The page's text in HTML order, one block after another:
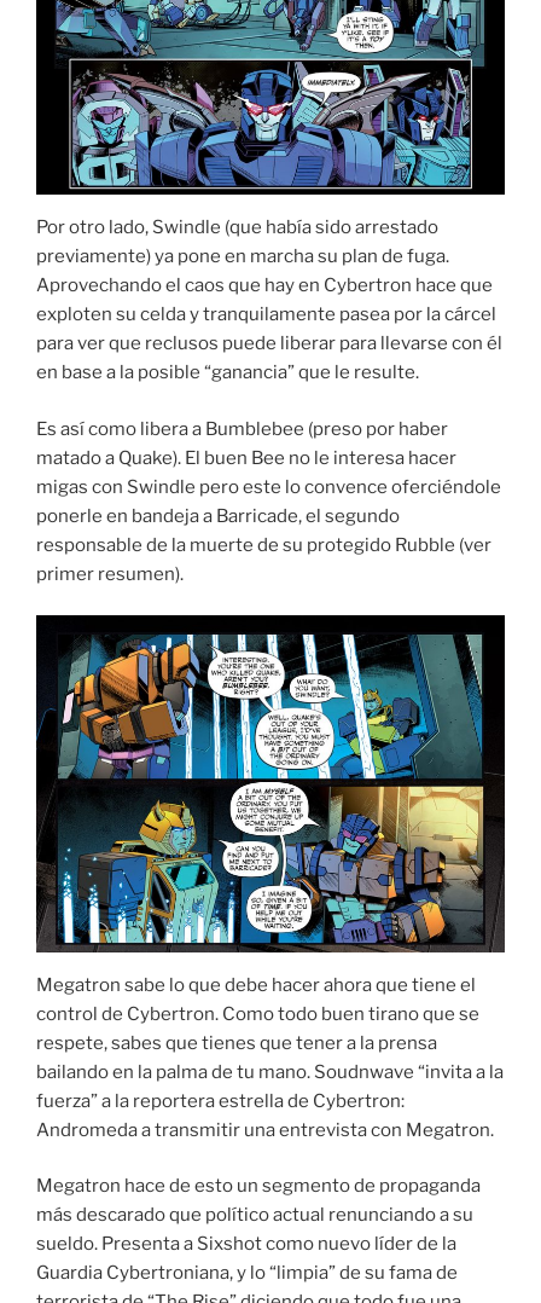
Por otro lado, Swindle (que había sido arrestado
previamente) ya pone en marcha su plan de fuga.
Aprovechando el caos que hay en Cybertron hace que
exploten su celda y tranquilamente pasea por la cárcel
para ver que reclusos puede liberar para llevarse con él
en base a la posible “ganancia” que le resulte.
Es así como libera a Bumblebee (preso por haber
matado a Quake). El buen Bee no le interesa hacer
migas con Swindle pero este lo convence oferciéndole
ponerle en bandeja a Barricade, el segundo
responsable de la muerte de su protegido Rubble (ver
primer resumen).
Megatron sabe lo que debe hacer ahora que tiene el
control de Cybertron. Como todo buen tirano que se
respete, sabes que tienes que tener a la prensa
bailando en la palma de tu mano. Soudnwave “invita a la
fuerza” a la reportera estrella de Cybertron:
Andromeda a transmitir una entrevista con Megatron.
Megatron hace de esto un segmento de propaganda
más descarado que político actual renunciando a su
sueldo. Presenta a Sixshot como nuevo líder de la
Guardia Cybertroniana, y lo “limpia” de su fama de